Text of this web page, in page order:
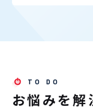
お悩みを解